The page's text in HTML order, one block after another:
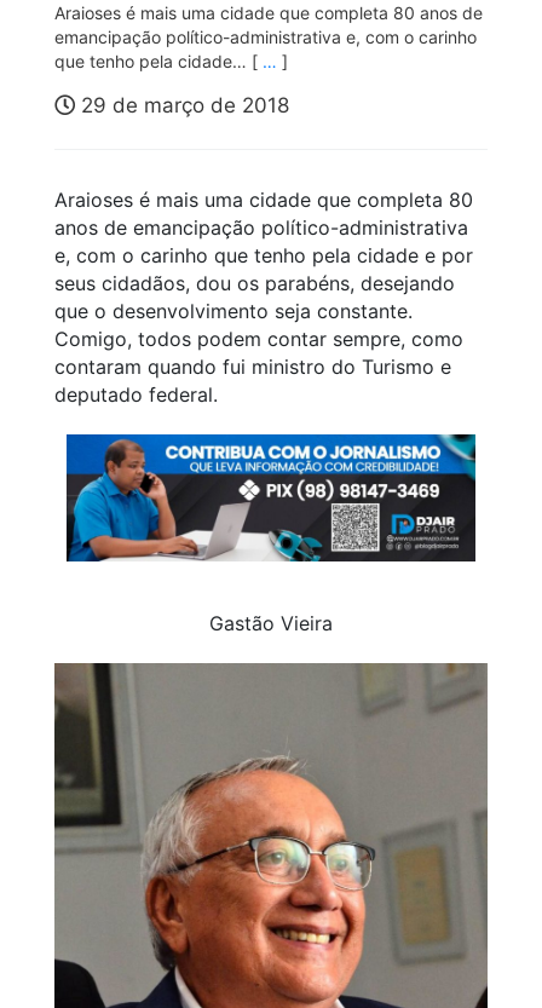
Araioses é mais uma cidade que completa 80 anos de
emancipação político-administrativa e, com o carinho
que tenho pela cidade… [ … ]
29 de março de 2018
Araioses é mais uma cidade que completa 80
anos de emancipação político-administrativa
e, com o carinho que tenho pela cidade e por
seus cidadãos, dou os parabéns, desejando
que o desenvolvimento seja constante.
Comigo, todos podem contar sempre, como
contaram quando fui ministro do Turismo e
deputado federal.
Gastão Vieira